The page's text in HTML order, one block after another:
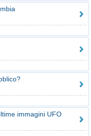
immagini UFO